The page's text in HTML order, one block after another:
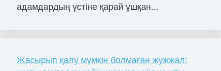
адамдардың үстіне қарай ұшқан...
Жасырып қалу мүмкін болмаған жужжал: